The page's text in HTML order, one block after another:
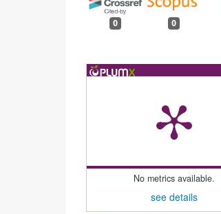
0 0
No metrics available.
see details